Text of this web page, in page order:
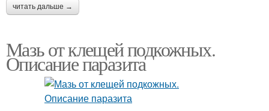
читать дальше →
Мазь от клещей подкожных.
Описание паразита